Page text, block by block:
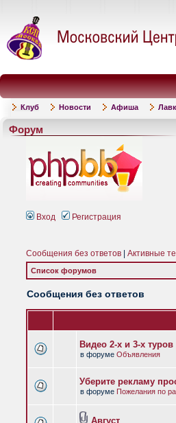
Клуб Новости Афиша
Форум
Вход Регистрация
Сообщения без ответов Активные
Список форумов
Сообщения без ответов
Видео 2-х и 3-х туров
в форуме Объявления
Уберите рекламу
в форуме Пожелания по
Август